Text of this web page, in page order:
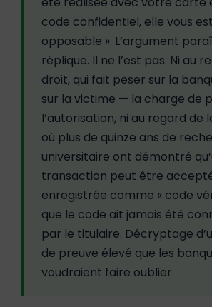
code confidentiel, elle vous
opposable ». L’argument
réplique. Il ne l’est pas. Ni au
droit, qui fait peser sur la
sur la victime — la charge de
l’autorisation, ni au regard de
où plus de quinze ans de
universitaire ont démontré
transaction peut être
enregistrée comme « code
que le code ait jamais été
par le titulaire. Décryptage
de preuve élevé que les
voudraient faire oublier.